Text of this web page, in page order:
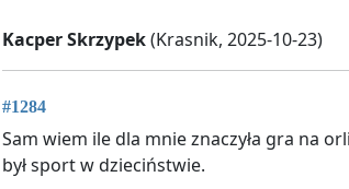
Kacper Skrzypek(Krasnik, 2025-10-23)
#1284
Sam wiem ile dla mnie znaczyła gra na
był sport w dzieciństwie.